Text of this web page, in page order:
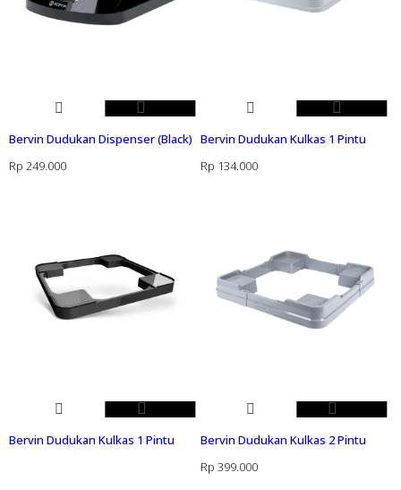
Bervin Dudukan Dispenser (Black)
Rp 249.000
Bervin Dudukan Kulkas 1 Pintu
Rp 134.000
Bervin Dudukan Kulkas 1 Pintu
Bervin Dudukan Kulkas 2 Pintu
Rp 399.000